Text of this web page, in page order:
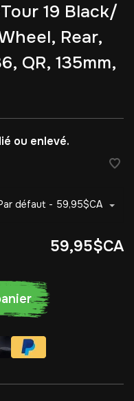
19 Black/
Rear,
QR, 135mm,
ou enlevé.
défaut - 59,95$CA
59,95$CA